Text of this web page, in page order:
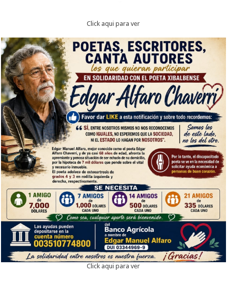
Click aqui para ver
Click aqui para ver